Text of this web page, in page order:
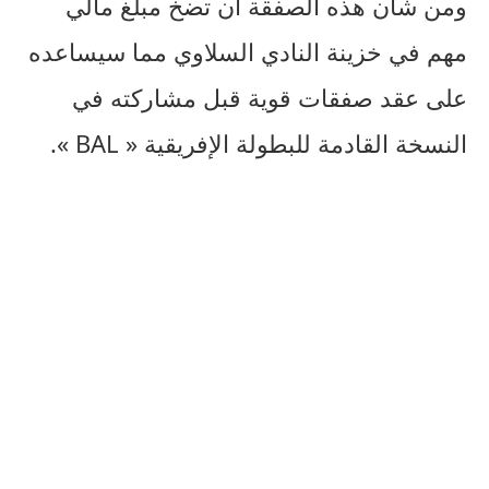
مهم في خزينة النادي السلاوي مما سيساعده
على عقد صفقات قوية قبل مشاركته في
النسخة القادمة للبطولة الإفريقية « BAL ».